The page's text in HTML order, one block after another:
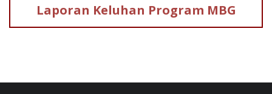
Laporan Keluhan Program MBG